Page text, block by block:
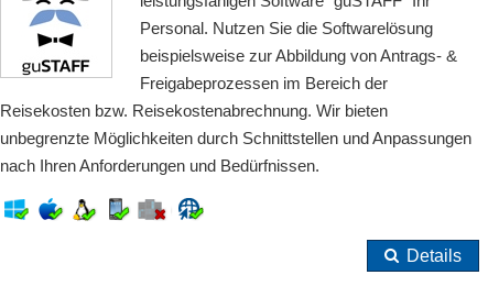
Personal. Nutzen Sie die Softwarelösung
beispielsweise zur Abbildung von Antrags- &
Freigabeprozessen im Bereich der
Reisekosten bzw. Reisekostenabrechnung. Wir bieten
unbegrenzte Möglichkeiten durch Schnittstellen und Anpassungen
nach Ihren Anforderungen und Bedürfnissen.
Details